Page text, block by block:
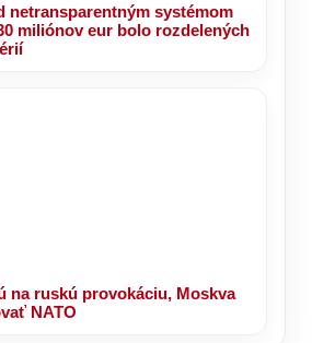
netransparentným systémom
miliónov eur bolo rozdelených
na ruskú provokáciu, Moskva
NATO